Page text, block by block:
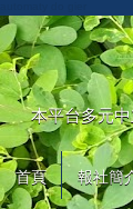
本平台多元
首頁 報社簡